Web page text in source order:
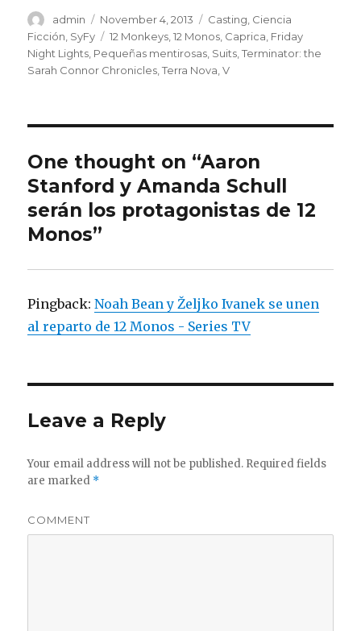
Author
admin
Posted
on
November 4, 2013 Categories
Casting Ciencia
Ficción SyFy Tags
12 Monkeys ,12 Monos Caprica Friday
Night Lights Pequeñas mentirosas Suits ,Terminator: the
Sarah Connor Chronicles ,Terra Nova ,V
One thought on “Aaron
Stanford y Amanda Schull
serán los protagonistas de 12
Monos”
Pingback:Noah Bean y Željko Ivanek se unen
al reparto de 12 Monos - Series TV
Leave a Reply
Your email address will not be published. Required fields
are marked *
COMMENT